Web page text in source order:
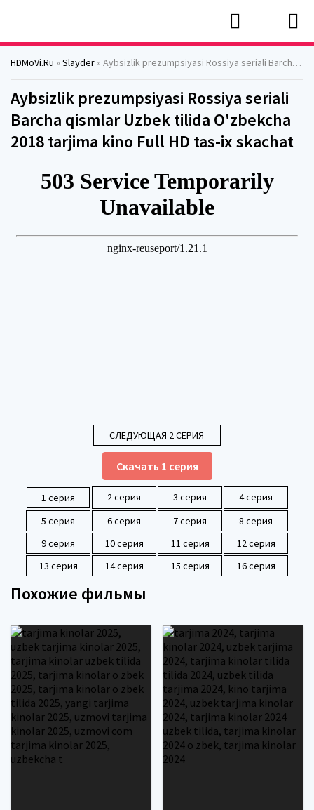
HDMoVi.Ru » Slayder » Aybsizlik prezumpsiyasi Rossiya seriali Barcha qismlar Uzbek tilida O'zbekcha 2018 tarjima kino Full HD tas-ix skachat
Aybsizlik prezumpsiyasi Rossiya seriali
Barcha qismlar Uzbek tilida O'zbekcha
2018 tarjima kino Full HD tas-ix skachat
СЛЕДУЮЩАЯ 2 СЕРИЯ
Скачать 1 серия
1 серия 2 серия 3 серия
4 серия
5 серия
6 серия 7 серия
8 серия
9 серия
10 серия 11 серия
12 серия
13 серия
14 серия 15 серия 16 серия
Похожие фильмы